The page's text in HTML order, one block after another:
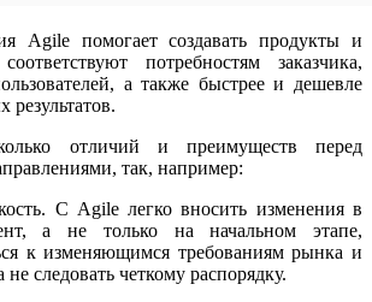
Agile помогает создавать продукты и
потребностям заказчика,
а также быстрее и дешевле
результатов.
отличий и преимуществ перед
так, например:
С Agile легко вносить изменения в
а не только на начальном этапе,
к изменяющимся требованиям рынка и
не следовать четкому распорядку.